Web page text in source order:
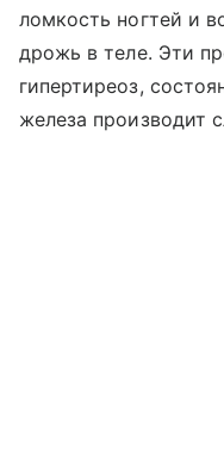
ломкость ногтей и
дрожь в теле. Эти
гипертиреоз,
железа производит